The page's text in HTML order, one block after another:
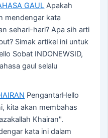
GAUL Apakah
mendengar kata
sehari-hari? Apa sih arti
Simak artikel ini untuk
Sobat INDONEWSID,
gaul selalu
PengantarHello
kita akan membahas
Khairan".
kata ini dalam